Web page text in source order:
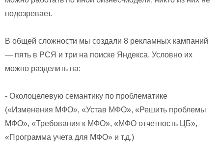
подозревает.
В общей сложности мы создали 8 рекламных кампаний
— пять в РСЯ и три на поиске Яндекса. Условно их
можно разделить на:
- Околоцелевую семантику по проблематике
(«Изменения МФО», «Устав МФО», «Решить проблемы
МФО», «Требования к МФО», «МФО отчетность ЦБ»,
«Программа учета для МФО» и т.д.)